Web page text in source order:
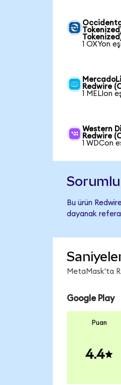
1 OXYon
Redwire
1 MELIon
Western
Redwire
1 WDCon
Bu ürün
dayanak
MetaMask'ta
Google Play
Puan
4.4